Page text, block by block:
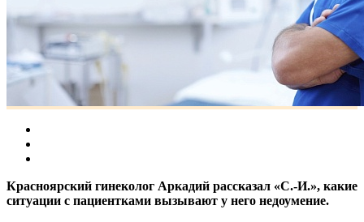
Красноярский гинеколог Аркадий рассказал «С.-И.», какие
ситуации с пациентками вызывают у него недоумение.